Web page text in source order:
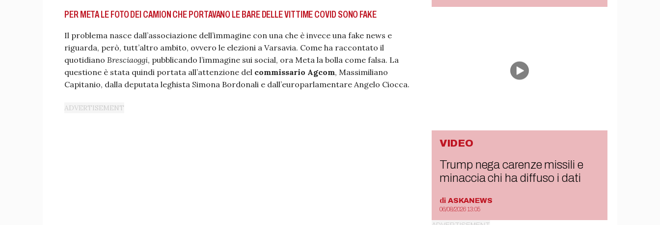
PER META LE FOTO DEI CAMION CHE PORTAVANO LE BARE DELLE VITTIME COVID SONO FAKE
Il problema nasce dall’associazione dell’immagine con una che è invece una fake news e
riguarda, però, tutt’altro ambito, ovvero le elezioni a Varsavia. Come ha raccontato il
quotidiano Bresciaoggi, pubblicando l’immagine sui social, ora Meta la bolla come falsa. La
questione è stata quindi portata all’attenzione del commissario Agcom, Massimiliano
Capitanio, dalla deputata leghista Simona Bordonali e dall’europarlamentare Angelo Ciocca.
VIDEO
Trump nega carenze missili e
minaccia chi ha diffuso i dati
di ASKANEWS
06/08/2026 13:05